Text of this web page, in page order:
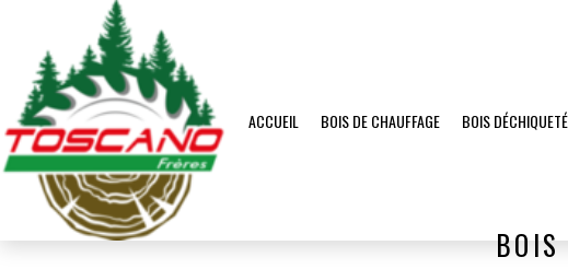
ACCUEIL BOIS DE CHAUFFAGE BOIS
Accueil Zone d'intervention
BOIS